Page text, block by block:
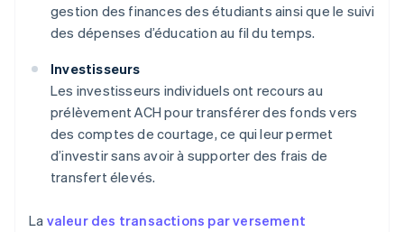
gestion des finances des étudiants ainsi que le suivi
des dépenses d’éducation au fil du temps.
Investisseurs
Les investisseurs individuels ont recours au
prélèvement ACH pour transférer des fonds vers
des comptes de courtage, ce qui leur permet
d’investir sans avoir à supporter des frais de
transfert élevés.
La valeur des transactions par versement